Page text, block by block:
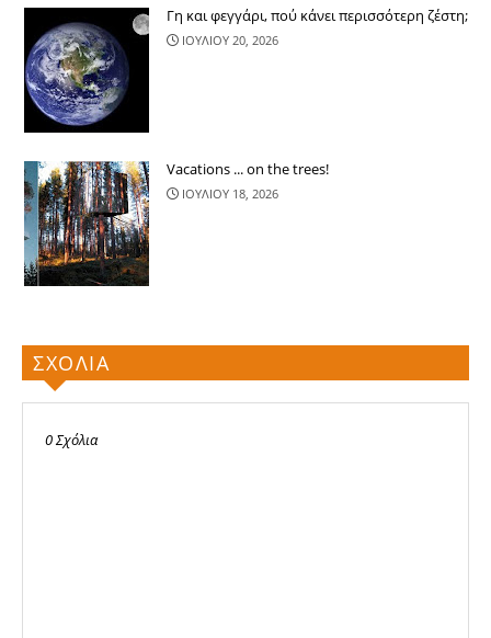
Γη και φεγγάρι, πού κάνει περισσότερ​η ζέστη;
ΙΟΥΛΙΟΥ 20, 2026
Vacations ... on the trees!
ΙΟΥΛΙΟΥ 18, 2026
ΣΧΟΛΙΑ
0 Σχόλια